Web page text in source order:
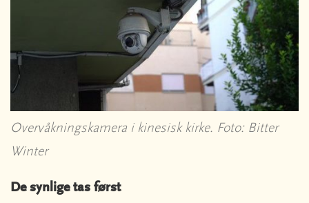
Overvåkningskamera i kinesisk kirke. Foto: Bitter
Winter
De synlige tas først